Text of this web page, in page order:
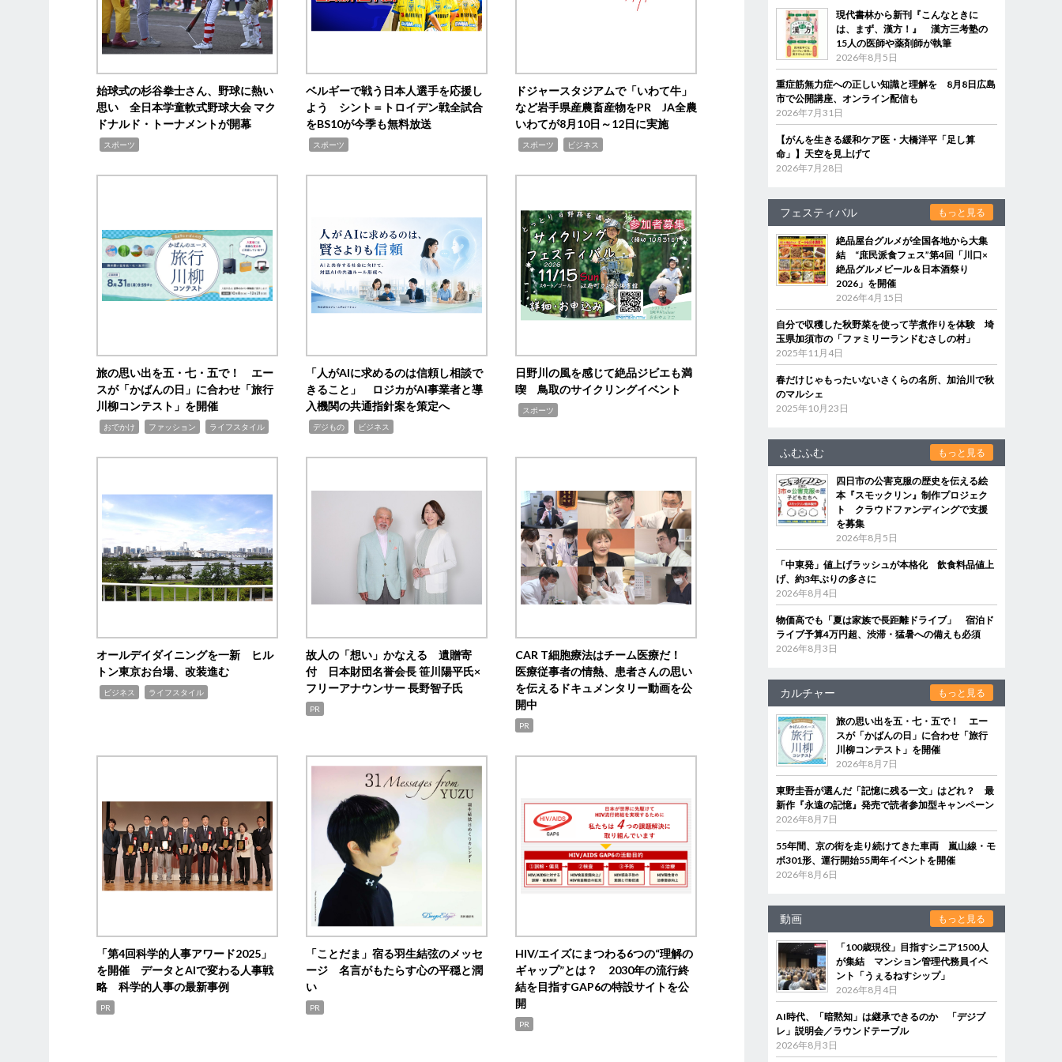
始球式の杉谷拳士さん、野球に熱い
思い 全日本学童軟式野球大会 マク
ドナルド・トーナメントが開幕
スポーツ
ベルギーで戦う日本人選手を応援し
よう シント＝トロイデン戦全試合
をBS10が今季も無料放送
スポーツ
ドジャースタジアムで「いわて牛」
など岩手県産農畜産物をPR JA全農
いわてが8月10日～12日に実施
スポーツ ビジネス
旅の思い出を五・七・五で！ エー
スが「かばんの日」に合わせ「旅行
川柳コンテスト」を開催
おでかけ ファッション ライフスタイル
「人がAIに求めるのは信頼し相談で
きること」 ロジカがAI事業者と導
入機関の共通指針案を策定へ
デジもの ビジネス
日野川の風を感じて絶品ジビエも満
喫 鳥取のサイクリングイベント
スポーツ
オールデイダイニングを一新 ヒル
トン東京お台場、改装進む
ビジネス ライフスタイル
故人の「想い」かなえる 遺贈寄
付 日本財団名誉会長 笹川陽平氏×
フリーアナウンサー 長野智子氏
PR
CAR T細胞療法はチーム医療だ！
医療従事者の情熱、患者さんの思い
を伝えるドキュメンタリー動画を公
開中
PR
「第4回科学的人事アワード2025」
を開催 データとAIで変わる人事戦
略 科学的人事の最新事例
PR
「ことだま」宿る羽生結弦のメッセ
ージ 名言がもたらす心の平穏と潤
い
PR
HIV/エイズにまつわる6つの“理解の
ギャップ”とは？ 2030年の流行終
結を目指すGAP6の特設サイトを公
開
PR
現代書林から新刊『こんなときに
は、まず、漢方！』 漢方三考塾の
15人の医師や薬剤師が執筆
2026年8月5日
重症筋無力症への正しい知識と理解を 8月8日広島
市で公開講座、オンライン配信も
2026年7月31日
【がんを生きる緩和ケア医・大橋洋平「足し算
命」】天空を見上げて
2026年7月28日
フェスティバル もっと見る
絶品屋台グルメが全国各地から大集
結 “庶民派食フェス”第4回「川口×
絶品グルメビール＆日本酒祭り
2026」を開催
2026年4月15日
自分で収穫した秋野菜を使って芋煮作りを体験 埼
玉県加須市の「ファミリーランドむさしの村」
2025年11月4日
春だけじゃもったいないさくらの名所、加治川で秋
のマルシェ
2025年10月23日
ふむふむ もっと見る
四日市の公害克服の歴史を伝える絵
本『スモックリン』制作プロジェク
ト クラウドファンディングで支援
を募集
2026年8月5日
「中東発」値上げラッシュが本格化 飲食料品値上
げ、約3年ぶりの多さに
2026年8月4日
物価高でも「夏は家族で長距離ドライブ」 宿泊ド
ライブ予算4万円超、渋滞・猛暑への備えも必須
2026年8月3日
カルチャー もっと見る
旅の思い出を五・七・五で！ エー
スが「かばんの日」に合わせ「旅行
川柳コンテスト」を開催
2026年8月7日
東野圭吾が選んだ「記憶に残る一文」はどれ？ 最
新作『永遠の記憶』発売で読者参加型キャンペーン
2026年8月7日
55年間、京の街を走り続けてきた車両 嵐山線・モ
ボ301形、運行開始55周年イベントを開催
2026年8月6日
動画 もっと見る
「100歳現役」目指すシニア1500人
が集結 マンション管理代務員イベ
ント「うぇるねすシップ」
2026年8月4日
AI時代、「暗黙知」は継承できるのか 「デジブ
レ」説明会／ラウンドテーブル
2026年8月3日